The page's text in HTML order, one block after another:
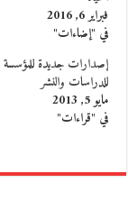
فبراير 6, 2016
في "إضاءات"
إصدارات جديدة للمؤسسة
للدراسات والنشر
مايو 5, 2013
في "قراءات"